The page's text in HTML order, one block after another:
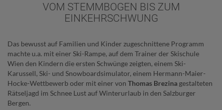
VOM STEMMBOGEN BIS ZUM
EINKEHRSCHWUNG
Das bewusst auf Familien und Kinder zugeschnittene Programm
machte u.a. mit einer Ski-Rampe, auf dem Trainer der Skischule
Wien den Kindern die ersten Schwünge zeigten, einem Ski-
Karussell, Ski- und Snowboardsimulator, einem Hermann-Maier-
Hocke-Wettbewerb oder mit einer von Thomas Brezina gestalteten
Rätseljagd im Schnee Lust auf Winterurlaub in den Salzburger
Bergen.